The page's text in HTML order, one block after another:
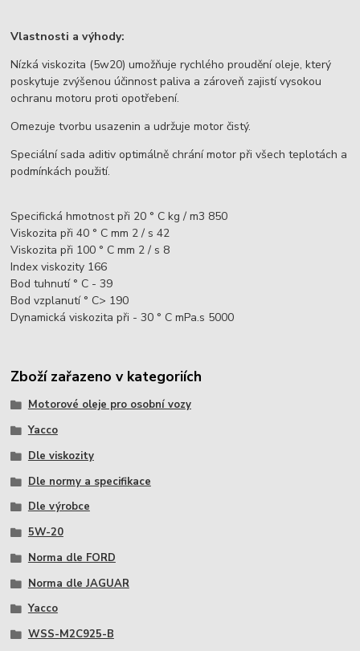
Vlastnosti a výhody:
Nízká viskozita (5w20) umožňuje rychlého proudění oleje, který
poskytuje zvýšenou účinnost paliva a zároveň zajistí vysokou
ochranu motoru proti opotřebení.
Omezuje tvorbu usazenin a udržuje motor čistý.
Speciální sada aditiv optimálně chrání motor při všech teplotách a
podmínkách použití.
Specifická hmotnost při 20 ° C kg / m3 850
Viskozita při 40 ° C mm 2 / s 42
Viskozita při 100 ° C mm 2 / s 8
Index viskozity 166
Bod tuhnutí ° C - 39
Bod vzplanutí ° C> 190
Dynamická viskozita při - 30 ° C mPa.s 5000
Zboží zařazeno v kategoriích
Motorové oleje pro osobní vozy
Yacco
Dle viskozity
Dle normy a specifikace
Dle výrobce
5W-20
Norma dle FORD
Norma dle JAGUAR
Yacco
WSS-M2C925-B